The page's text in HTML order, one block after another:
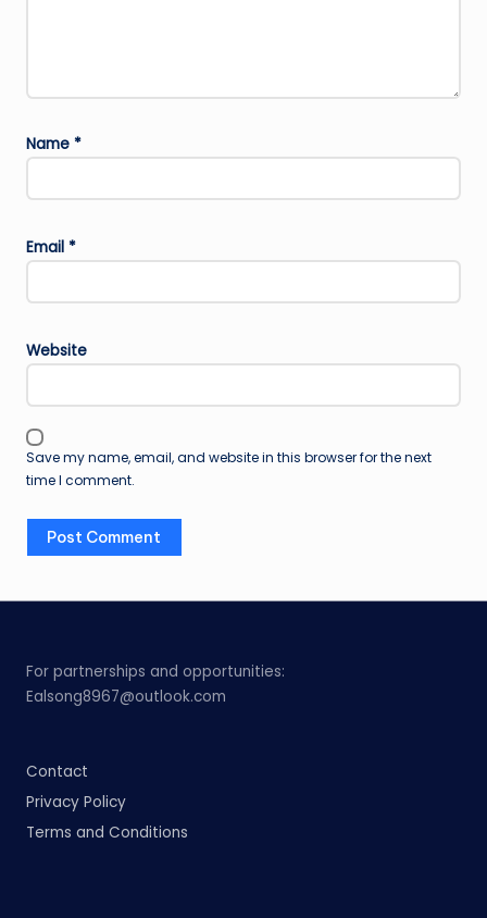
Name *
Email *
Website
Save my name, email, and website in this browser for the next
time I comment.
For partnerships and opportunities:
Ealsong8967@outlook.com
Contact
Privacy Policy
Terms and Conditions